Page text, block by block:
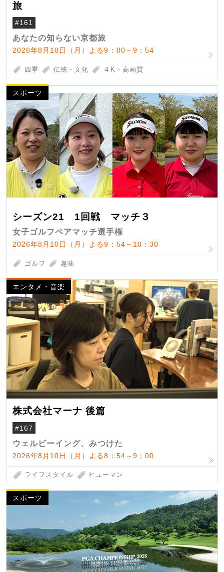
旅
#161
あなたの知らない京都旅
2026年8月10日（月）よる9：00～9：54
四季 伝統・文化 ４K・高画質
スポーツ
シーズン21 1回戦 マッチ３
女子ゴルフペアマッチ選手権
2026年8月10日（月）よる9：54～10：30
ゴルフ 趣味
エンタメ・音楽
株式会社マーナ 後篇
#167
ウェルビーイング、みつけた
2026年8月10日（月）よる8：54～9：00
ライフスタイル ヒューマン
スポーツ